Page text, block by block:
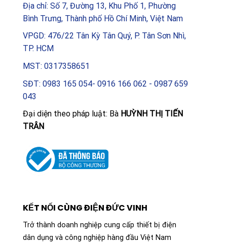
Địa chỉ: Số 7, Đường 13, Khu Phố 1, Phường
Bình Trưng, Thành phố Hồ Chí Minh, Việt Nam
VPGD: 476/22 Tân Kỳ Tân Quý, P. Tân Sơn Nhì,
TP. HCM
MST: 0317358651
SĐT: 0983 165 054- 0916 166 062 - 0987 659
043
Đại diện theo pháp luật: Bà HUỲNH THỊ TIẾN
TRÂN
KẾT NỐI CÙNG ĐIỆN ĐỨC VINH
Trở thành doanh nghiệp cung cấp thiết bị điện
dân dụng và công nghiệp hàng đầu Việt Nam